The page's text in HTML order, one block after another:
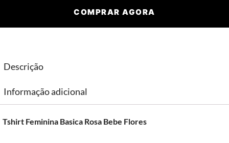
COMPRAR AGORA
Descrição
Informação adicional
Tshirt Feminina Basica Rosa Bebe Flores